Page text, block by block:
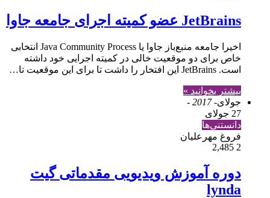
JetBrains عضو کمیته اجرای جامعه جاوا
اخیرا جامعه منبع‌باز جاوا یا Java Community Process انتخابی
خاص برای دو موقعیت خالی در کمیته اجرایی خود داشته
است. JetBrains این افتخار را داشت تا برای این موقعیت تا…
بیشتر بخوانید »
جولای- 2017 -
27 جولای
دانستنی‌ها
فروغ مهرعلیان
2
دوره آموزش ویدیویی مقدماتی گیت
lynda